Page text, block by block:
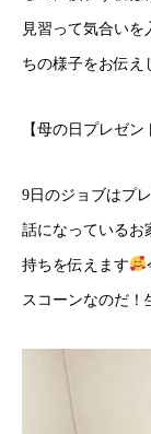
見習って気合い
ちの様子をお伝え
【母の日プレゼ
9日のジョブはプ
話になっているお
持ちを伝えます
スコーンなのだ